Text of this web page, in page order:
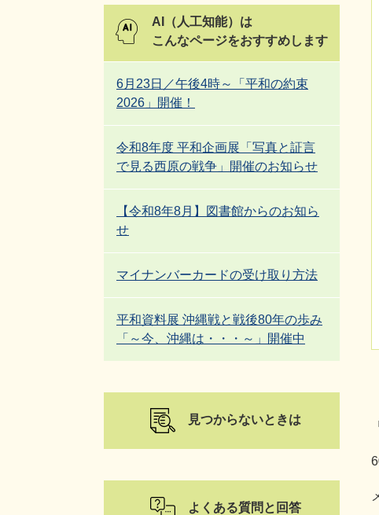
AI（人工知能）は
こんなページをおすすめします
6月23日／午後4時～「平和の約束
2026」開催！
令和8年度 平和企画展「写真と証言
で見る西原の戦争」開催のお知らせ
【令和8年8月】図書館からのお知ら
せ
マイナンバーカードの受け取り方法
平和資料展 沖縄戦と戦後80年の歩み
「～今、沖縄は・・・～」開催中
見つからないときは
よくある質問と回答